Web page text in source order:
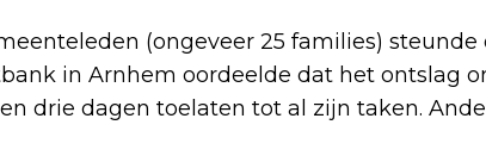
(ongeveer 25 families)
in Arnhem oordeelde dat het ontslag
drie dagen toelaten tot al zijn taken.